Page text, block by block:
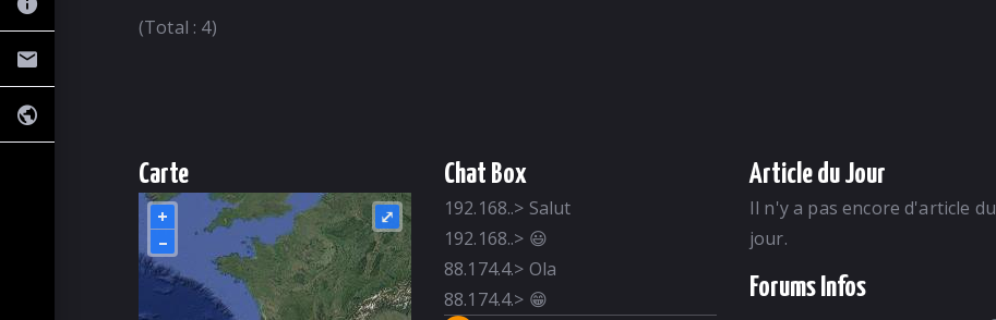
(Total : 4)
Carte
+
–
⤢
Chat Box
192.168..> Salut
192.168..> 😃
88.174.4.> Ola
88.174.4.> 😁
Article du Jour
Il n'y a pas encore d'article du
jour.
Forums Infos